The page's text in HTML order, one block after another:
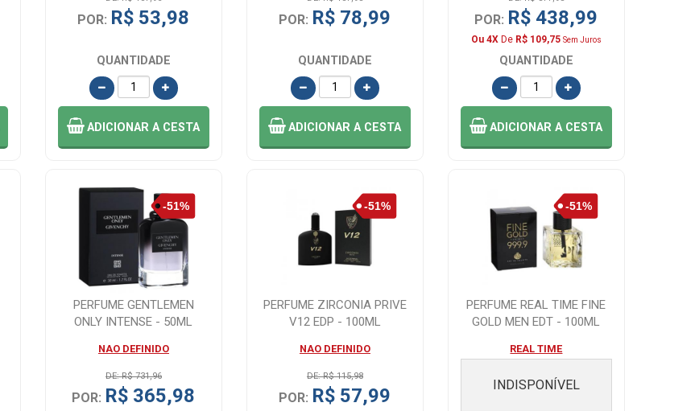
POR: R$ 53,98
QUANTIDADE
ADICIONARA CESTA
POR: R$ 78,99
QUANTIDADE
ADICIONARA CESTA
POR: R$ 438,99
Ou 4XDe R$ 109,75 Sem Juros
QUANTIDADE
ADICIONARA CESTA
PERFUME GENTLEMEN
ONLY INTENSE - 50ML
NAO DEFINIDO
DE: R$ 731,96
POR: R$ 365,98
PERFUME ZIRCONIA PRIVE
V12 EDP - 100ML
NAO DEFINIDO
DE: R$ 115,98
POR: R$ 57,99
PERFUME REAL TIME FINE
GOLD MEN EDT - 100ML
REAL TIME
INDISPONÍVEL